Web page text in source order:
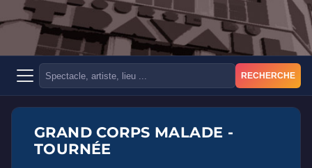
RECHERCHE
GRAND CORPS MALADE -
TOURNÉE